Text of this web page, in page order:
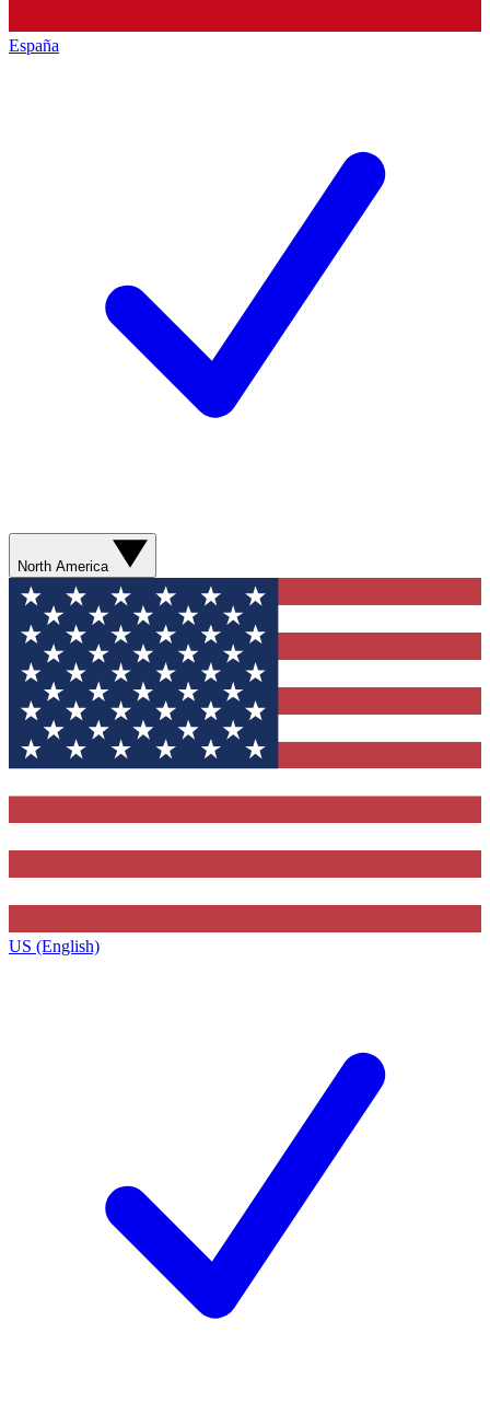
España
North America
US (English)